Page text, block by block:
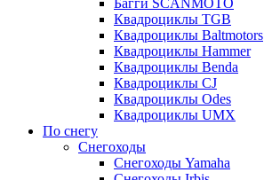
Багги SCANMOTO
Квадроциклы TGB
Квадроциклы Baltmotors
Квадроциклы Hammer
Квадроциклы Benda
Квадроциклы CJ
Квадроциклы Odes
Квадроциклы UMX
По снегу
Снегоходы
Снегоходы Yamaha